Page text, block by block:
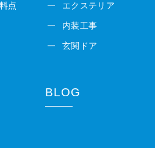
点
エクステリア
内装工事
玄関ドア
BLOG